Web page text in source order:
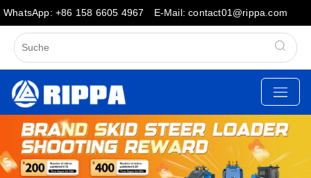
WhatsApp: +86 158 6605 4967 E-Mail: contact01@rippa.com